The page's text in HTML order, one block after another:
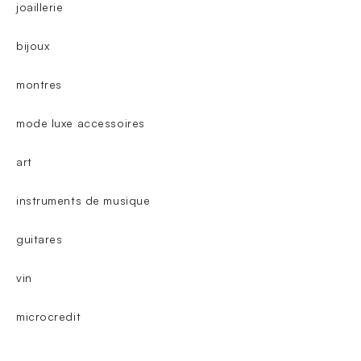
joaillerie
bijoux
montres
mode luxe accessoires
art
instruments de musique
guitares
vin
microcredit